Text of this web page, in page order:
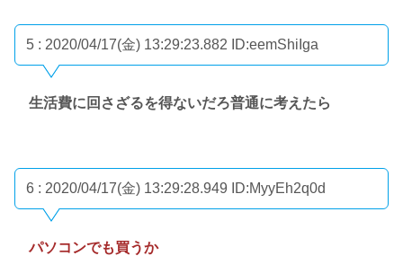
5 : 2020/04/17(金) 13:29:23.882 ID:eemShiIga
生活費に回さざるを得ないだろ普通に考えたら
6 : 2020/04/17(金) 13:29:28.949 ID:MyyEh2q0d
パソコンでも買うか